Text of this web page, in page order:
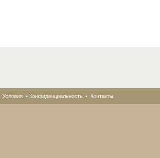
Условия • Конфиденциальность • Контакты